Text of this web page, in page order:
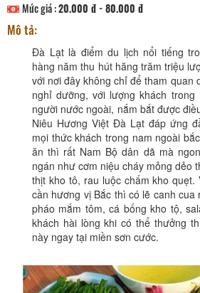
Mức giá :20.000 đ - 80.000 đ
Mô tả:
Đà Lạt là điểm du lịch nổi tiếng
hàng năm thu hút hăng trăm triệu
với nơi đây không chỉ để tham quan
nghỉ dưỡng, với lượng khách trong
người nước ngoài, nắm bắt được
Niêu Hương Việt Đà Lạt đáp ứng
mọi thức khách trong nam ngoài
ăn thì rất Nam Bộ dân dã mà
ngán như cơm niệu cháy mỏng dẻo
thịt kho tô, rau luộc chấm kho quẹt.
cần hương vị Bắc thì có lẽ canh cua
pháo mắm tôm, cá bống kho tộ,
khách hài lòng khi có thể thưởng
này ngay tại miền sơn cước.